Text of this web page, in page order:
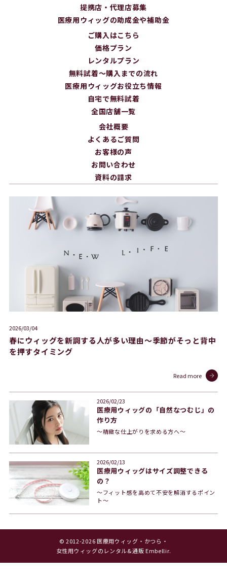
提携店・代理店募集
医療用ウィッグの助成金や補助金
ご購入はこちら
価格プラン
レンタルプラン
無料試着～購入までの流れ
医療用ウィッグお役立ち情報
自宅で無料試着
全国店舗一覧
会社概要
よくあるご質問
お客様の声
お問い合わせ
資料の請求
2026/03/04
春にウィッグを新調する人が多い理由〜季節がそっと背中
を押すタイミング
Read more
2026/02/23
医療用ウィッグの「自然なつむじ」の
作り方
〜精緻な仕上がりを求める方へ〜
2026/02/13
医療用ウィッグはサイズ調整できる
の？
〜フィット感を高めて不安を解消するポイン
ト〜
© 2012-2026 医療用ウィッグ・かつら・
女性用ウィッグのレンタル&通販 Embellir.